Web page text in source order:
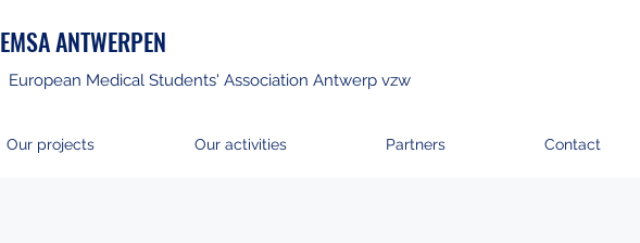
EMSA ANTWERPEN
European Medical Students' Association Antwerp vzw
Our projects Our activities Partners Contact